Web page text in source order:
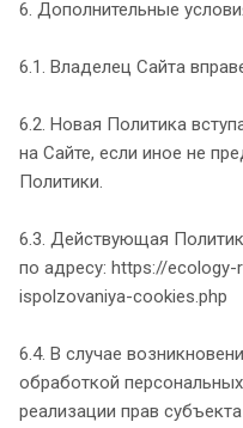
6. Дополнительные
6.1. Владелец Сайта
6.2. Новая Политика
на Сайте, если иное не
Политики.
6.3. Действующая
по адресу: https://
ispolzovaniya-cookies.php
6.4. В случае
обработкой
реализации прав